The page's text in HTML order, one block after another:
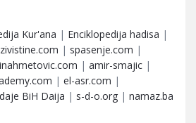
Kur'ana | Enciklopedija hadisa |
| spasenje.com |
| amir-smajic |
| el-asr.com |
BiH Daija | s-d-o.org | namaz.ba